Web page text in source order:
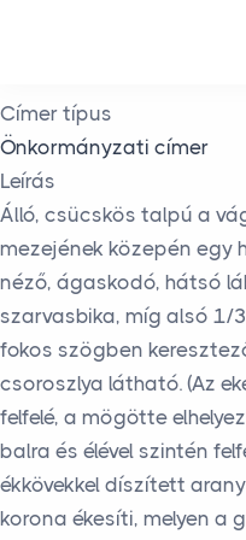
Címer típus
Önkormányzati címer
Leírás
Álló, csücskös talpú a
mezejének közepén egy
néző, ágaskodó, hátsó
szarvasbika, míg alsó 1/
fokos szögben
csoroszlya látható. (Az
felfelé, a mögötte
balra és élével szintén
ékkövekkel díszített
korona ékesíti, melyen a